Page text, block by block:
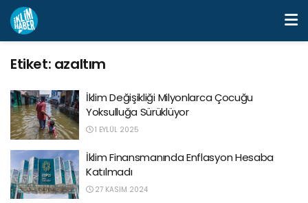
Etiket: azaltım
İklim Değişikliği Milyonlarca Çocuğu
Yoksulluğa Sürüklüyor
1 EYLÜL 2025
İklim Finansmanında Enflasyon Hesaba
Katılmadı
27 KASIM 2024